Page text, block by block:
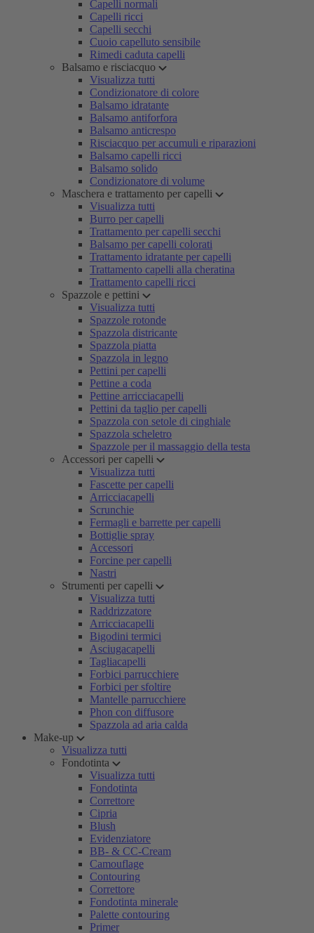
Capelli normali
Capelli ricci
Capelli secchi
Cuoio capelluto sensibile
Rimedi caduta capelli
Balsamo e risciacquo
Visualizza tutti
Condizionatore di colore
Balsamo idratante
Balsamo antiforfora
Balsamo anticrespo
Risciacquo per accumuli e riparazioni
Balsamo capelli ricci
Balsamo solido
Condizionatore di volume
Maschera e trattamento per capelli
Visualizza tutti
Burro per capelli
Trattamento per capelli secchi
Balsamo per capelli colorati
Trattamento idratante per capelli
Trattamento capelli alla cheratina
Trattamento capelli ricci
Spazzole e pettini
Visualizza tutti
Spazzole rotonde
Spazzola districante
Spazzola piatta
Spazzola in legno
Pettini per capelli
Pettine a coda
Pettine arricciacapelli
Pettini da taglio per capelli
Spazzola con setole di cinghiale
Spazzola scheletro
Spazzole per il massaggio della testa
Accessori per capelli
Visualizza tutti
Fascette per capelli
Arricciacapelli
Scrunchie
Fermagli e barrette per capelli
Bottiglie spray
Accessori
Forcine per capelli
Nastri
Strumenti per capelli
Visualizza tutti
Raddrizzatore
Arricciacapelli
Bigodini termici
Asciugacapelli
Tagliacapelli
Forbici parrucchiere
Forbici per sfoltire
Mantelle parrucchiere
Phon con diffusore
Spazzola ad aria calda
Make-up
Visualizza tutti
Fondotinta
Visualizza tutti
Fondotinta
Correttore
Cipria
Blush
Evidenziatore
BB- & CC-Cream
Camouflage
Contouring
Correttore
Fondotinta minerale
Palette contouring
Primer